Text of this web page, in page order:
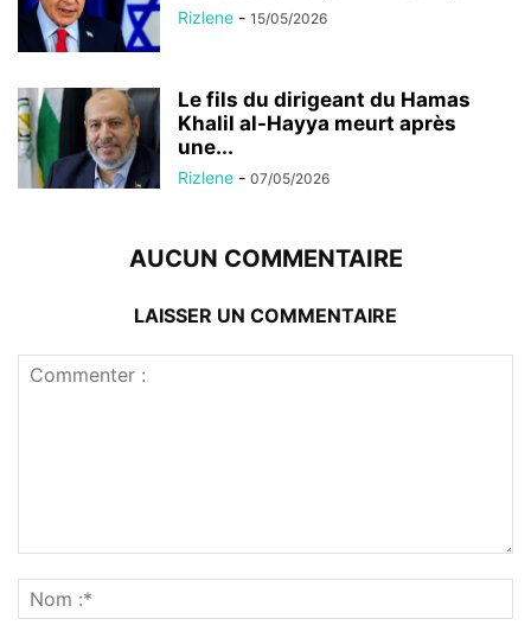
Rizlene - 15/05/2026
Le fils du dirigeant du Hamas
Khalil al-Hayya meurt après
une...
Rizlene - 07/05/2026
AUCUN COMMENTAIRE
LAISSER UN COMMENTAIRE